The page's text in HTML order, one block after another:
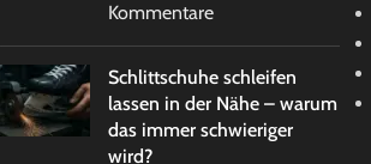
Kommentare
Schlittschuhe schleifen
lassen in der Nähe – warum
das immer schwieriger
wird?